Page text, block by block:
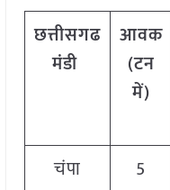
छत्तीसगढ
मंडी
आवक
(टन
में)
चंपा
5